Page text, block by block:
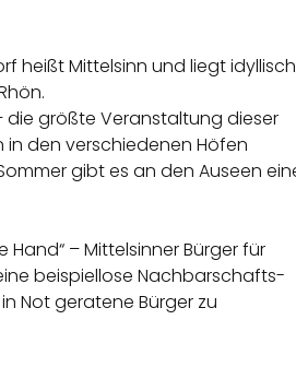
heißt Mittelsinn und liegt idyllisch
die größte Veranstaltung dieser
in den verschiedenen Höfen
gibt es an den Auseen
Hand“ – Mittelsinner Bürger für
beispiellose Nachbarschafts-
Not geratene Bürger zu